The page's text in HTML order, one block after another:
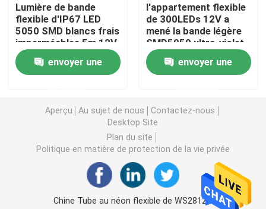
Lumière de bande au néon de silicone
lumière menée d'épi
Lumière linéaire d'horizon
Sous la lumière de bande du Cabinet LED
Lumière de bijoux de LED
Lumière de bande
flexible d'IP67 LED
5050 SMD blancs frais
imperméables 5m 12V
300 LED lumineux pour
Noël
envoyer une
l'appartement flexible
de 300LEDs 12V a
mené la bande légère
SMD5050 ultra-violet
16,4 Ft/5m pour la
peinture d'intérieur de
corps de partie
envoyer une
Aperçu Au sujet de nous
Contactez-nous
Desktop Site
Plan du site
Politique en matière de protection de la vie privée
Chine Tube au néon flexible de WS2812B